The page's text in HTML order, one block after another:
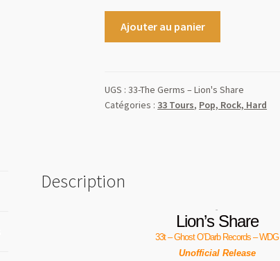
Ajouter au panier
UGS :33-The Germs – Lion's Share
Catégories : 33 Tours, Pop, Rock, Hard
Description
Lion’s Share
33t – Ghost O’Darb Records – WDG
Unofficial Release